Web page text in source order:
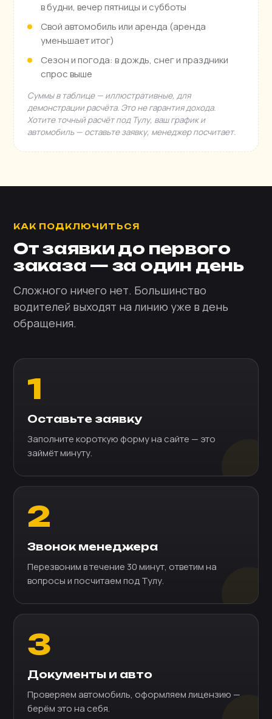
в будни, вечер пятницы и субботы
Свой автомобиль или аренда (аренда
уменьшает итог)
Сезон и погода: в дождь, снег и праздники
спрос выше
Суммы в таблице — иллюстративные, для
демонстрации расчёта. Это не гарантия дохода.
Хотите точный расчёт под Тулу, ваш график и
автомобиль — оставьте заявку, менеджер посчитает.
КАК ПОДКЛЮЧИТЬСЯ
От заявки до первого
заказа — за один день
Сложного ничего нет. Большинство
водителей выходят на линию уже в день
обращения.
1
Оставьте заявку
Заполните короткую форму на сайте — это
займёт минуту.
2
Звонок менеджера
Перезвоним в течение 30 минут, ответим на
вопросы и посчитаем под Тулу.
3
Документы и авто
Проверяем автомобиль, оформляем лицензию —
берём это на себя.